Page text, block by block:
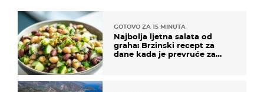
GOTOVO ZA 15 MINUTA
Najbolja ljetna salata od
graha: Brzinski recept za
dane kada je prevruće za